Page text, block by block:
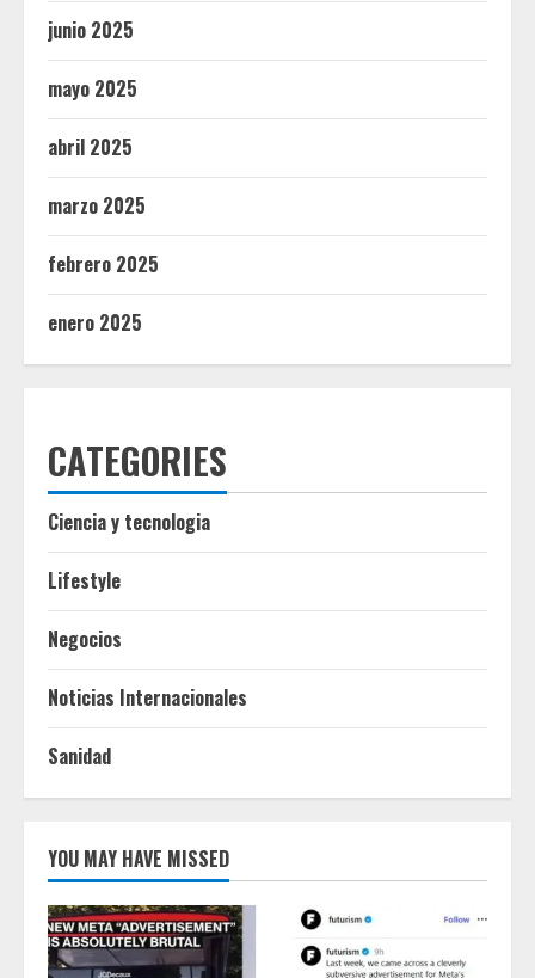
junio 2025
mayo 2025
abril 2025
marzo 2025
febrero 2025
enero 2025
CATEGORIES
Ciencia y tecnologia
Lifestyle
Negocios
Noticias Internacionales
Sanidad
YOU MAY HAVE MISSED